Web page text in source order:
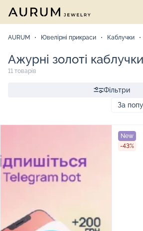
AURUM Ювелірні прикраси Каблучки
Ажурні золоті каблучки
11 товарів
Фільтри
New
-43%